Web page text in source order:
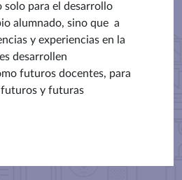
solo para el desarrollo
alumnado, sino que a
y experiencias en la
desarrollen
futuros docentes, para
futuros y futuras